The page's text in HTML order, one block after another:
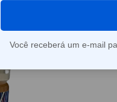
Você receberá um e-mail